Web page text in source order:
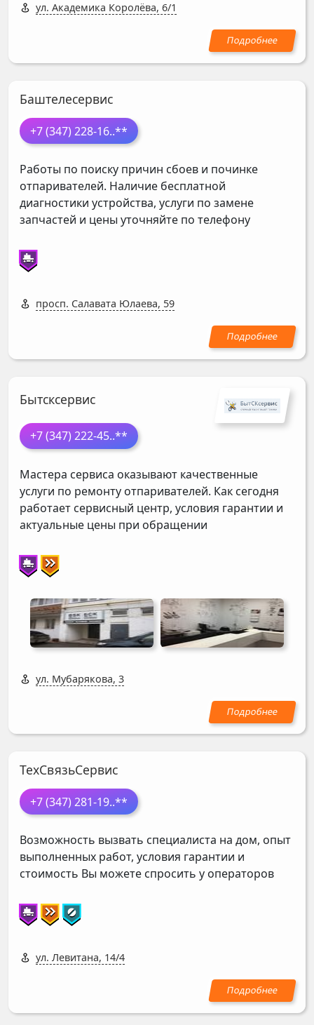
ул. Академика Королёва, 6/1
Баштелесервис
+7 (347) 228-16..**
Работы по поиску причин сбоев и починке
отпаривателей. Наличие бесплатной
диагностики устройства, услуги по замене
запчастей и цены уточняйте по телефону
просп. Салавата Юлаева, 59
Бытсксервис
+7 (347) 222-45..**
Мастера сервиса оказывают качественные
услуги по ремонту отпаривателей. Как сегодня
работает сервисный центр, условия гарантии и
актуальные цены при обращении
ул. Мубарякова, 3
ТехСвязьСервис
+7 (347) 281-19..**
Возможность вызвать специалиста на дом, опыт
выполненных работ, условия гарантии и
стоимость Вы можете спросить у операторов
ул. Левитана, 14/4